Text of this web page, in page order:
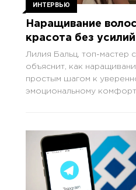
ИНТЕРВЬЮ
Наращивание
красота без усилий
Лилия Бальц, топ-мастер
объяснит, как
простым шагом к
эмоциональному